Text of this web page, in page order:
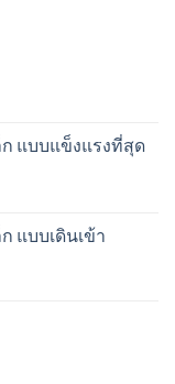
ก แบบแข็งแรงที่สุด
แบบเดินเข้า